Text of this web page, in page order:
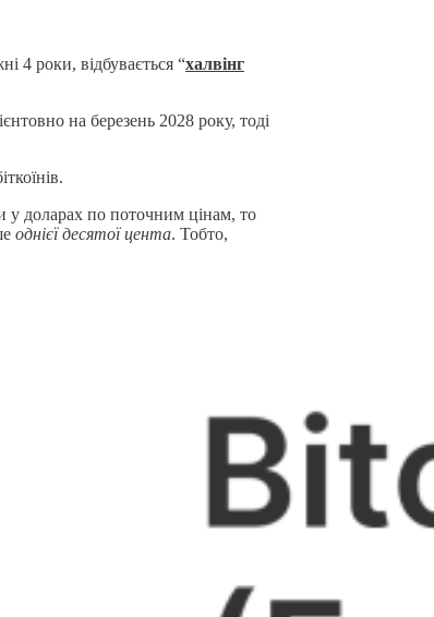
4 роки, відбувається “халвінг
на березень 2028 року, тоді
у доларах по поточним цінам, то
однієї десятої цента. Тобто,